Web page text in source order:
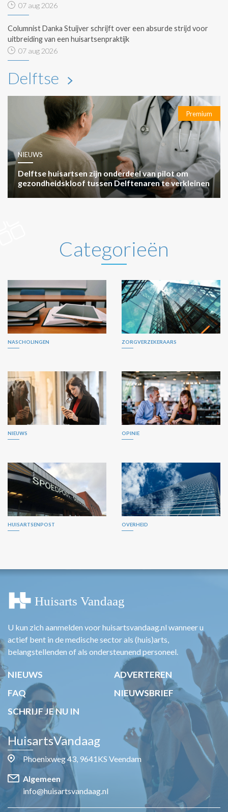
07 aug 2026
Columnist Danka Stuijver schrijft over een absurde strijd voor
uitbreiding van een huisartsenpraktijk
07 aug 2026
Delftse
Premium
NIEUWS
Delftse huisartsen zijn onderdeel van pilot om
gezondheidskloof tussen Delftenaren te verkleinen
Categorieën
NASCHOLINGEN ZORGVERZEKERAARS
NIEUWS OPINIE
HUISARTSENPOST OVERHEID
U kun zich aanmelden voor huisartsvandaag.nl wanneer u
actief bent in de medische sector als (huis)arts,
belangstellenden of als ondersteunend personeel.
NIEUWS
ADVERTEREN
FAQ
NIEUWSBRIEF
SCHRIJF JE NU IN
HuisartsVandaag
Phoenixweg 43, 9641KS Veendam
Algemeen
info@huisartsvandaag.nl